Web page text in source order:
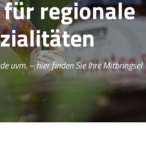
regionale
uvm. – hier finden Sie Ihre Mitbringsel